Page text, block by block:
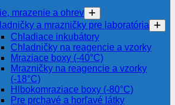
mrazenie a ohrev
a mrazničky pre laboratória
Chladiace inkubátory
Chladničky na reagencie a vzorky
Mraziace boxy (-40°C)
Mrazničky na reagencie a vzorky
(-18°C)
Hlbokomraziace boxy (-80°C)
Pre prchavé a horľavé látky